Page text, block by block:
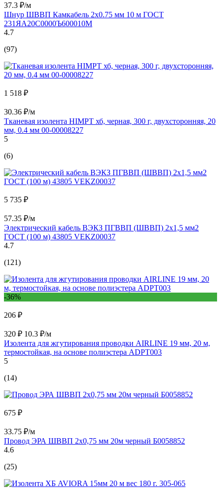
37.3 ₽/м
Шнур ШВВП Камкабель 2x0.75 мм 10 м ГОСТ
231ЯA20C0000Ъ600010М
4.7
(97)
1 518 ₽
30.36 ₽/м
Тканевая изолента HIMPT хб, черная, 300 г, двухсторонняя, 20
мм, 0.4 мм 00-00008227
5
(6)
5 735 ₽
57.35 ₽/м
Электрический кабель ВЭКЗ ПГВВП (ШВВП) 2x1,5 мм2
ГОСТ (100 м) 43805 VEKZ00037
4.7
(121)
-36%
206 ₽
320 ₽ 10.3 ₽/м
Изолента для жгутирования проводки AIRLINE 19 мм, 20 м,
термостойкая, на основе полиэстера ADPT003
5
(14)
675 ₽
33.75 ₽/м
Провод ЭРА ШВВП 2x0,75 мм 20м черный Б0058852
4.6
(25)